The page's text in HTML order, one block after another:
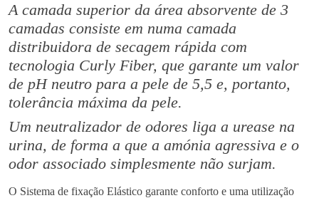
A camada superior da área absorvente de 3
camadas consiste em numa camada
distribuidora de secagem rápida com
tecnologia Curly Fiber, que garante um valor
de pH neutro para a pele de 5,5 e, portanto,
tolerância máxima da pele.
Um neutralizador de odores liga a urease na
urina, de forma a que a amónia agressiva e o
odor associado simplesmente não surjam.
O Sistema de fixação Elástico garante conforto e uma utilização